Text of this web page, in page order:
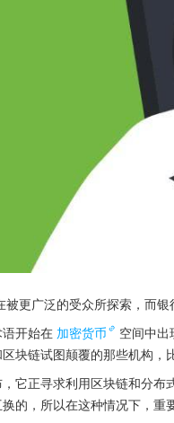
被更广泛的受众所探索，而
开始在 加密货币
空间中
块链试图颠覆的那些机构，
它正寻求利用区块链和分
的，所以在这种情况下，重